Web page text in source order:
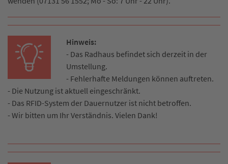
Hinweis:
- Das Radhaus befindet sich derzeit in der
Umstellung.
- Fehlerhafte Meldungen können auftreten.
- Die Nutzung ist aktuell eingeschränkt.
- Das RFID-System der Dauernutzer ist nicht betroffen.
- Wir bitten um Ihr Verständnis. Vielen Dank!